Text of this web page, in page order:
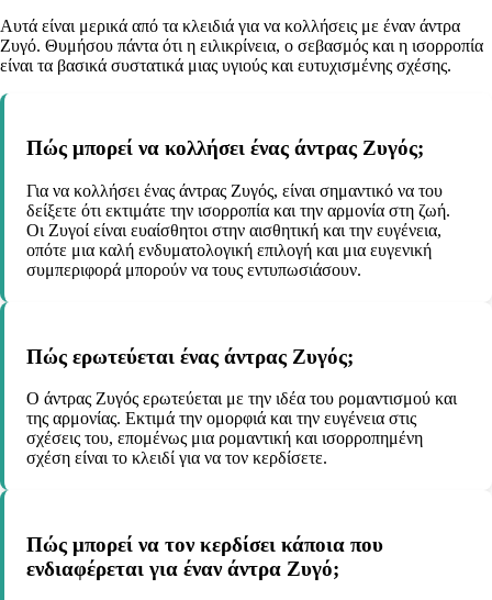
Αυτά είναι μερικά από τα κλειδιά για να κολλήσεις με έναν άντρα
Ζυγό. Θυμήσου πάντα ότι η ειλικρίνεια, ο σεβασμός και η ισορροπία
είναι τα βασικά συστατικά μιας υγιούς και ευτυχισμένης σχέσης.
Πώς μπορεί να κολλήσει ένας άντρας Ζυγός;
Για να κολλήσει ένας άντρας Ζυγός, είναι σημαντικό να του
δείξετε ότι εκτιμάτε την ισορροπία και την αρμονία στη ζωή.
Οι Ζυγοί είναι ευαίσθητοι στην αισθητική και την ευγένεια,
οπότε μια καλή ενδυματολογική επιλογή και μια ευγενική
συμπεριφορά μπορούν να τους εντυπωσιάσουν.
Πώς ερωτεύεται ένας άντρας Ζυγός;
Ο άντρας Ζυγός ερωτεύεται με την ιδέα του ρομαντισμού και
της αρμονίας. Εκτιμά την ομορφιά και την ευγένεια στις
σχέσεις του, επομένως μια ρομαντική και ισορροπημένη
σχέση είναι το κλειδί για να τον κερδίσετε.
Πώς μπορεί να τον κερδίσει κάποια που
ενδιαφέρεται για έναν άντρα Ζυγό;